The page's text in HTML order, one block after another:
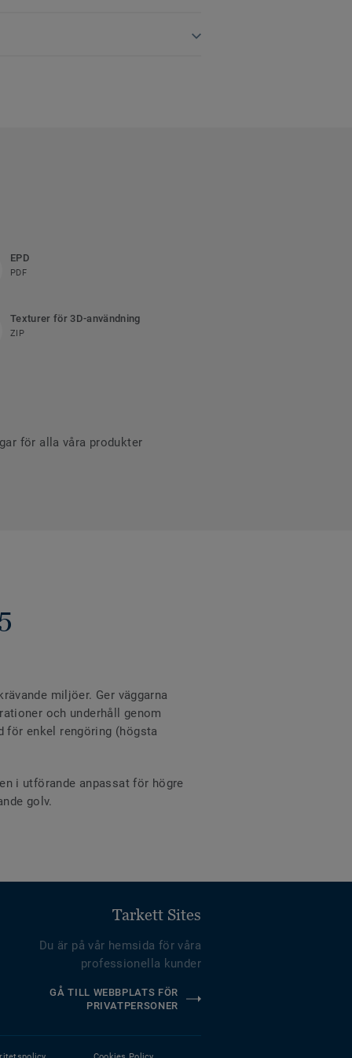
EPD
PDF
Texturer för 3D-användning
ZIP
för alla våra produkter
miljöer. Ger väggarna
och underhåll genom
för enkel rengöring (högsta
i utförande anpassat för högre
golv.
Tarkett Sites
Du är på vår hemsida för våra
professionella kunder
GÅ TILL WEBBPLATS FÖR
PRIVATPERSONER